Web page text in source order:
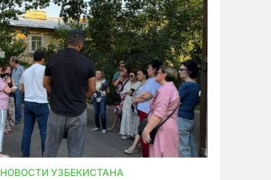
НОВОСТИ УЗБЕКИСТАНА